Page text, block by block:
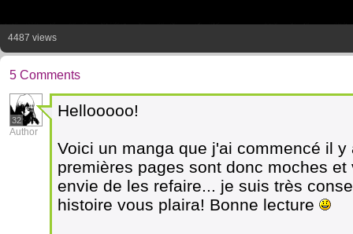
4487 views
5 Comments
32
Author
Hellooooo!
Voici un manga que j'ai commencé il
premières pages sont donc moches
envie de les refaire... je suis très
histoire vous plaira! Bonne lecture